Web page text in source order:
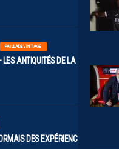
PAILLADEVINTAGE
ANTIQUITÉS DE LA
DES EXPÉRIENCES